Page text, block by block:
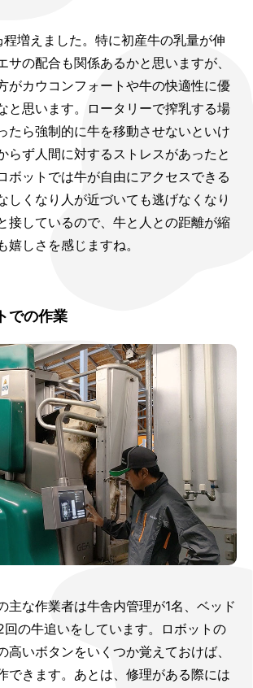
増えました。特に初産牛の乳量が伸
サの配合も関係あるかと思いますが、
がカウコンフォートや牛の快適性に優
と思います。ロータリーで搾乳する場
たら強制的に牛を移動させないといけ
らず人間に対するストレスがあったと
ボットでは牛が自由にアクセスできる
しくなり人が近づいても逃げなくなり
接しているので、牛と人との距離が縮
嬉しさを感じますね。
での作業
主な作業者は牛舎内管理が1名、ベッド
の牛追いをしています。ロボットの
高いボタンをいくつか覚えておけば、
できます。あとは、修理がある際には